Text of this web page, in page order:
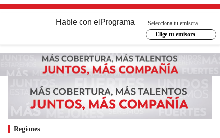
Hable con el Programa
Selecciona tu emisora
Elige tu emisora
Regiones